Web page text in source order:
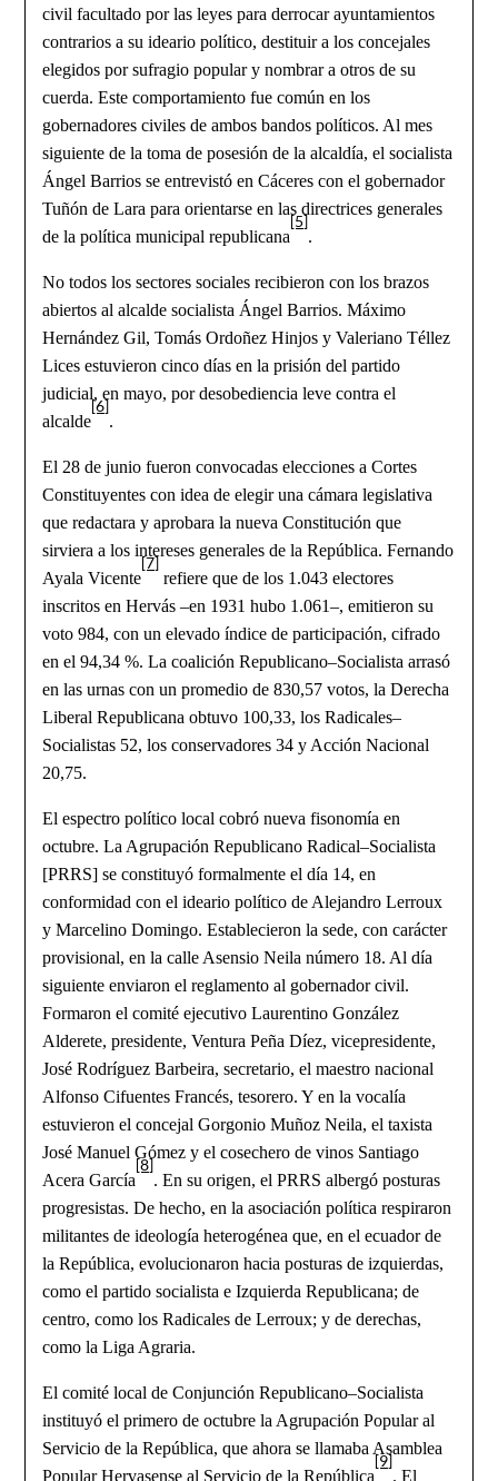
civil facultado por las leyes para derrocar ayuntamientos
contrarios a su ideario político, destituir a los concejales
elegidos por sufragio popular y nombrar a otros de su
cuerda. Este comportamiento fue común en los
gobernadores civiles de ambos bandos políticos. Al mes
siguiente de la toma de posesión de la alcaldía, el socialista
Ángel Barrios se entrevistó en Cáceres con el gobernador
Tuñón de Lara para orientarse en las directrices generales
de la política municipal republicana
[5]
.
No todos los sectores sociales recibieron con los brazos
abiertos al alcalde socialista Ángel Barrios. Máximo
Hernández Gil, Tomás Ordoñez Hinjos y Valeriano Téllez
Lices estuvieron cinco días en la prisión del partido
judicial, en mayo, por desobediencia leve contra el
alcalde
[6]
.
El 28 de junio fueron convocadas elecciones a Cortes
Constituyentes con idea de elegir una cámara legislativa
que redactara y aprobara la nueva Constitución que
sirviera a los intereses generales de la República. Fernando
Ayala Vicente
[7]
refiere que de los 1.043 electores
inscritos en Hervás –en 1931 hubo 1.061–, emitieron su
voto 984, con un elevado índice de participación, cifrado
en el 94,34 %. La coalición Republicano–Socialista arrasó
en las urnas con un promedio de 830,57 votos, la Derecha
Liberal Republicana obtuvo 100,33, los Radicales–
Socialistas 52, los conservadores 34 y Acción Nacional
20,75.
El espectro político local cobró nueva fisonomía en
octubre. La Agrupación Republicano Radical–Socialista
[PRRS] se constituyó formalmente el día 14, en
conformidad con el ideario político de Alejandro Lerroux
y Marcelino Domingo. Establecieron la sede, con carácter
provisional, en la calle Asensio Neila número 18. Al día
siguiente enviaron el reglamento al gobernador civil.
Formaron el comité ejecutivo Laurentino González
Alderete, presidente, Ventura Peña Díez, vicepresidente,
José Rodríguez Barbeira, secretario, el maestro nacional
Alfonso Cifuentes Francés, tesorero. Y en la vocalía
estuvieron el concejal Gorgonio Muñoz Neila, el taxista
José Manuel Gómez y el cosechero de vinos Santiago
Acera García
[8]
. En su origen, el PRRS albergó posturas
progresistas. De hecho, en la asociación política respiraron
militantes de ideología heterogénea que, en el ecuador de
la República, evolucionaron hacia posturas de izquierdas,
como el partido socialista e Izquierda Republicana; de
centro, como los Radicales de Lerroux; y de derechas,
como la Liga Agraria.
El comité local de Conjunción Republicano–Socialista
instituyó el primero de octubre la Agrupación Popular al
Servicio de la República, que ahora se llamaba Asamblea
Popular Hervasense al Servicio de la República
[9]
. El